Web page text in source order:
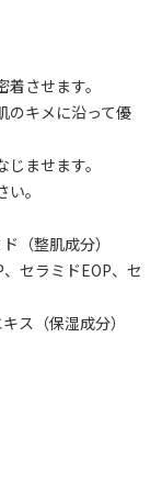
させます。
のキメに沿って優
ませます。
。
（整肌成分）
セラミドEOP、セ
ス（保湿成分）